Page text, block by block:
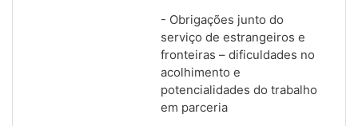
- Obrigações junto do
serviço de estrangeiros e
fronteiras – dificuldades no
acolhimento e
potencialidades do trabalho
em parceria